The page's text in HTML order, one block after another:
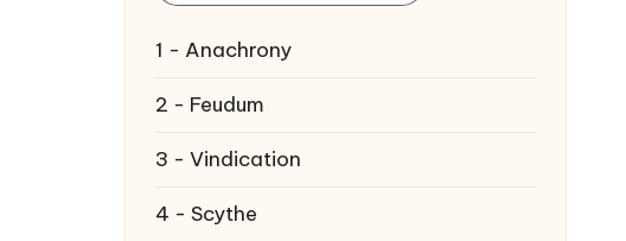
1 - Anachrony
2 - Feudum
3 - Vindication
4 - Scythe